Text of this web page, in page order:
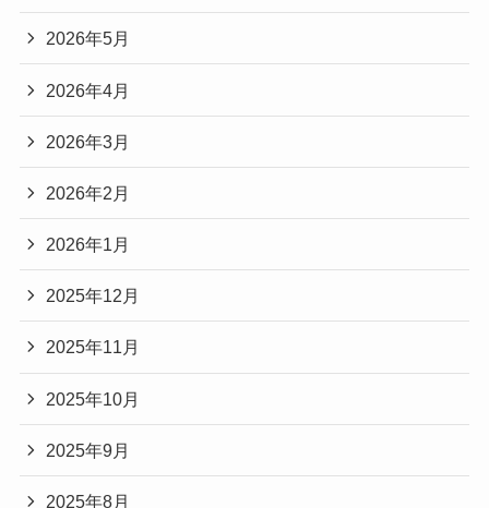
2026年5月
2026年4月
2026年3月
2026年2月
2026年1月
2025年12月
2025年11月
2025年10月
2025年9月
2025年8月